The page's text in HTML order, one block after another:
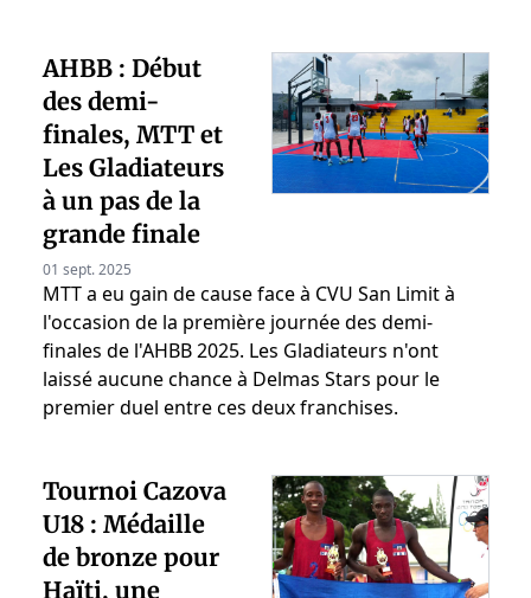
AHBB : Début
des demi-
finales, MTT et
Les Gladiateurs
à un pas de la
grande finale
01 sept. 2025
MTT a eu gain de cause face à CVU San Limit à
l'occasion de la première journée des demi-
finales de l'AHBB 2025. Les Gladiateurs n'ont
laissé aucune chance à Delmas Stars pour le
premier duel entre ces deux franchises.
Tournoi Cazova
U18 : Médaille
de bronze pour
Haïti, une